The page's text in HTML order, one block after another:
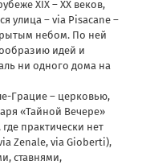
XIX – XX веков,
улица – via Pisacane –
небом. По ней
идей и
ни одного дома на
Грацие – церковью,
«Тайной Вечере»
практически нет
Zenale, via Gioberti),
ставнями,